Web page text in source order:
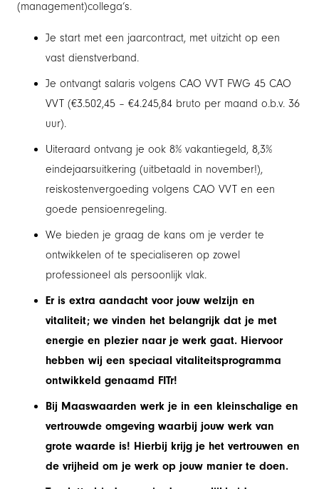
(management)collega’s.
Je start met een jaarcontract, met uitzicht op een
vast dienstverband.
Je ontvangt salaris volgens CAO VVT FWG 45 CAO
VVT (€3.502,45 – €4.245,84 bruto per maand o.b.v. 36
uur).
Uiteraard ontvang je ook 8% vakantiegeld, 8,3%
eindejaarsuitkering (uitbetaald in november!),
reiskostenvergoeding volgens CAO VVT en een
goede pensioenregeling.
We bieden je graag de kans om je verder te
ontwikkelen of te specialiseren op zowel
professioneel als persoonlijk vlak.
Er is extra aandacht voor jouw welzijn en
vitaliteit; we vinden het belangrijk dat je met
energie en plezier naar je werk gaat. Hiervoor
hebben wij een speciaal vitaliteitsprogramma
ontwikkeld genaamd FITr!
Bij Maaswaarden werk je in een kleinschalige en
vertrouwde omgeving waarbij jouw werk van
grote waarde is! Hierbij krijg je het vertrouwen en
de vrijheid om je werk op jouw manier te doen.